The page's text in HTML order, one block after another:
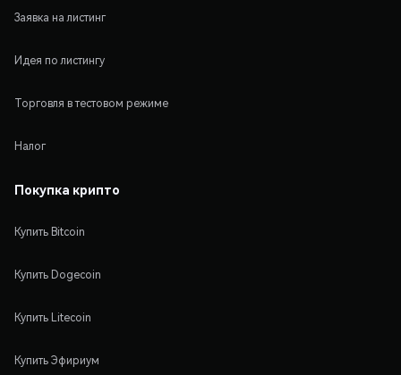
Заявка на листинг
Идея по листингу
Торговля в тестовом режиме
Налог
Покупка крипто
Купить Bitcoin
Купить Dogecoin
Купить Litecoin
Купить Эфириум